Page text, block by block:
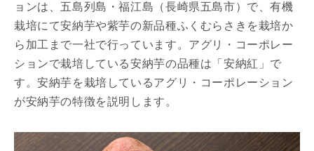
ョンは、五島列島・福江島（長崎県五島市）で、有機
栽培にて安納芋や紫芋の新品種ふくむらさきを栽培か
ら加工まで一社で行っています。アグリ・コーポレー
ションで栽培している安納芋の品種は「安納紅」で
す。安納芋を栽培しているアグリ・コーポレーション
が安納芋の特徴を説明します。